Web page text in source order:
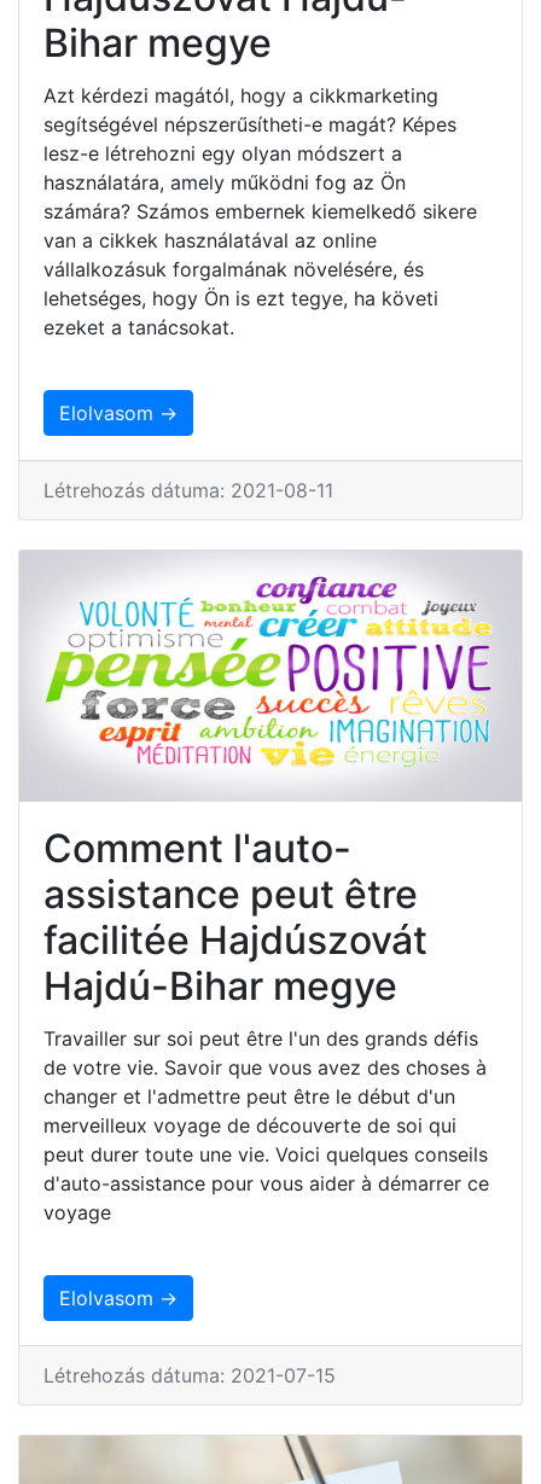
Bihar megye
Azt kérdezi magától, hogy a cikkmarketing
segítségével népszerűsítheti-e magát? Képes
lesz-e létrehozni egy olyan módszert a
használatára, amely működni fog az Ön
számára? Számos embernek kiemelkedő sikere
van a cikkek használatával az online
vállalkozásuk forgalmának növelésére, és
lehetséges, hogy Ön is ezt tegye, ha követi
ezeket a tanácsokat.
Elolvasom →
Létrehozás dátuma: 2021-08-11
Comment l'auto-
assistance peut être
facilitée Hajdúszovát
Hajdú-Bihar megye
Travailler sur soi peut être l'un des grands défis
de votre vie. Savoir que vous avez des choses à
changer et l'admettre peut être le début d'un
merveilleux voyage de découverte de soi qui
peut durer toute une vie. Voici quelques conseils
d'auto-assistance pour vous aider à démarrer ce
voyage
Elolvasom →
Létrehozás dátuma: 2021-07-15